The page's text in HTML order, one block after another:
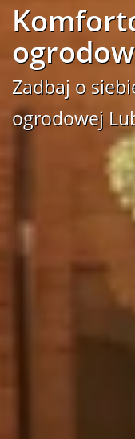
Zadbaj o
ogrodowej